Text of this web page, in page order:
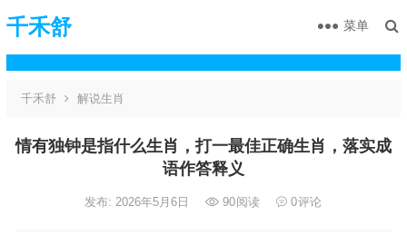
千禾舒 菜单
千禾舒 解说生肖
情有独钟是指什么生肖，打一最佳正确生肖，落实成
语作答释义
发布: 2026年5月6日 90阅读 0评论